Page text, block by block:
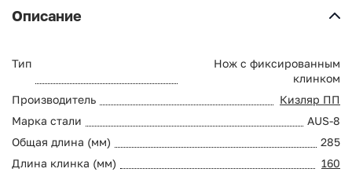
Описание
Тип
Нож с фиксированным
клинком
Производитель
Кизляр ПП
Марка стали
AUS-8
Общая длина (мм)
285
Длина клинка (мм)
160